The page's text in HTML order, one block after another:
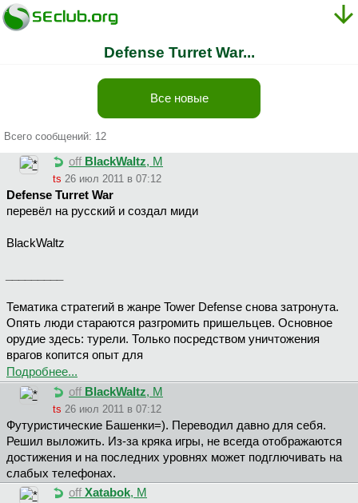
Defense Turret War...
Все новые
Всего сообщений: 12
off BlackWaltz, М
ts 26 июл 2011 в 07:12
Defense Turret War
перевёл на русский и создал миди
BlackWaltz
Тематика стратегий в жанре Tower Defense снова затронута.
Опять люди стараются разгромить пришельцев. Основное
орудие здесь: турели. Только посредством уничтожения
врагов копится опыт для
Подробнее...
off BlackWaltz, М
ts 26 июл 2011 в 07:12
Футуристические Башенки=). Переводил давно для себя.
Решил выложить. Из-за кряка игры, не всегда отображаются
достижения и на последних уровнях может подглючивать на
слабых телефонах.
off Xatabok, М